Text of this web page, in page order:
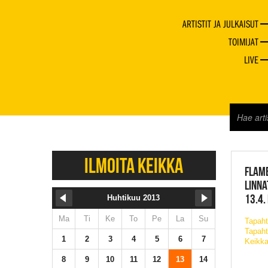
ARTISTIT JA JULKAISUT
TOIMIJAT
LIVE
13.4.
ILMOITA KEIKKA
Huhtikuu 2013
Ma Ti Ke To Pe La Su
1 2 3 4 5 6 7
8 9 10 11 12 13 14